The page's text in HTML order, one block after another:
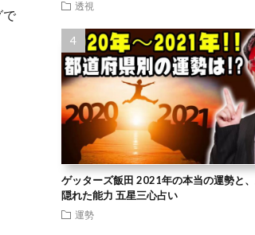
で
透視
ゲッターズ飯田 2021年の本当の運勢と
隠れた能力 五星三心占い
運勢